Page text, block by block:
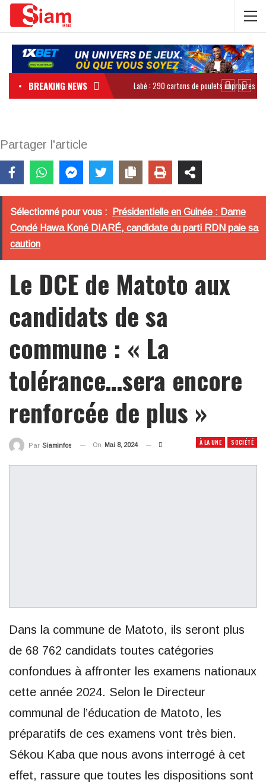
BREAKING NEWS
Partager l'article
Sélectionné pour vous :
Présidentielle en Guinée : Dame
Condé Hawa Koné DIARÉ, candidate du parti RDN paie sa
caution
Le DCE de Matoto aux
candidats de sa
commune : « La
tolérance…sera encore
renforcée de plus »
À LA UNE SOCIÉTÉ
Par Siaminfos On Mai 8, 2024
Dans la commune de Matoto, ils seront plus
de 68 762 candidats toutes catégories
confondues à affronter les examens nationaux
cette année 2024. Selon le Directeur
communal de l’éducation de Matoto, les
préparatifs de ces examens vont très bien.
Sékou Kaba que nous avons interrogé à cet
effet, rassure que toutes les dispositions sont